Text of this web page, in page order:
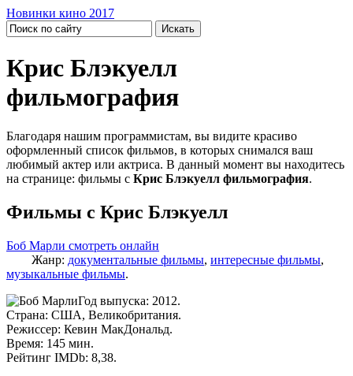
Новинки кино 2017
Крис Блэкуелл
фильмография
Благодаря нашим программистам, вы видите красиво
оформленный список фильмов, в которых снимался ваш
любимый актер или актриса. В данный момент вы находитесь
на странице: фильмы с Крис Блэкуелл фильмография.
Фильмы с Крис Блэкуелл
Боб Марли смотреть онлайн
Жанр: документальные фильмы, интересные фильмы,
музыкальные фильмы.
Год выпуска: 2012.
Страна: США, Великобритания.
Режиссер: Кевин МакДональд.
Время: 145 мин.
Рейтинг IMDb: 8,38.